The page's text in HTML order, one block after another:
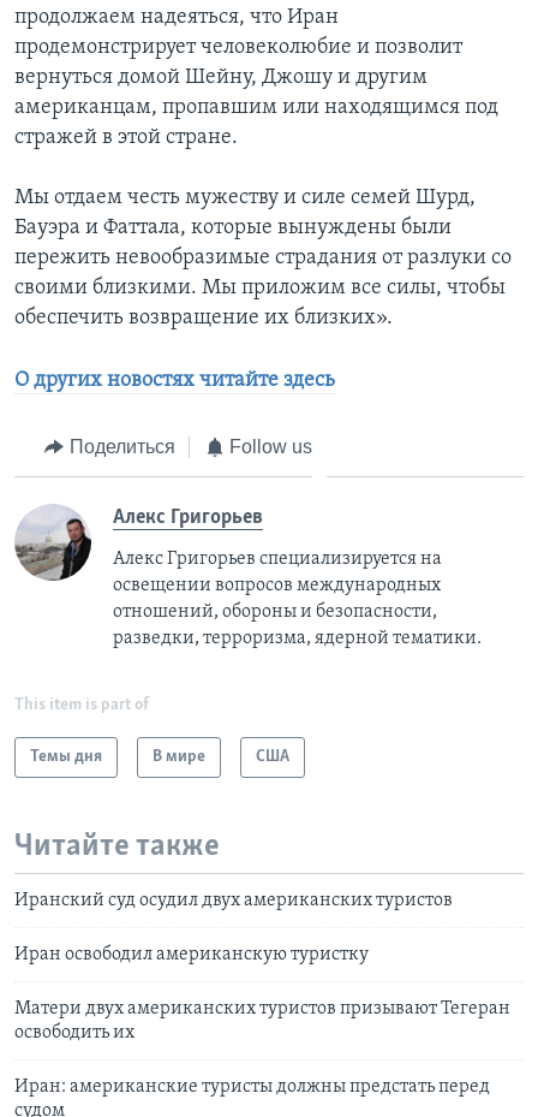
продолжаем надеяться, что Иран
продемонстрирует человеколюбие и позволит
вернуться домой Шейну, Джошу и другим
американцам, пропавшим или находящимся под
стражей в этой стране.
Мы отдаем честь мужеству и силе семей Шурд,
Бауэра и Фаттала, которые вынуждены были
пережить невообразимые страдания от разлуки со
своими близкими. Мы приложим все силы, чтобы
обеспечить возвращение их близких».
О других новостях читайте здесь
Поделиться Follow us
Алекс Григорьев
Алекс Григорьев специализируется на
освещении вопросов международных
отношений, обороны и безопасности,
разведки, терроризма, ядерной тематики.
This item is part of
Темы дня В мире США
Читайте также
Иранский суд осудил двух американских туристов
Иран освободил американскую туристку
Матери двух американских туристов призывают Тегеран
освободить их
Иран: американские туристы должны предстать перед
судом